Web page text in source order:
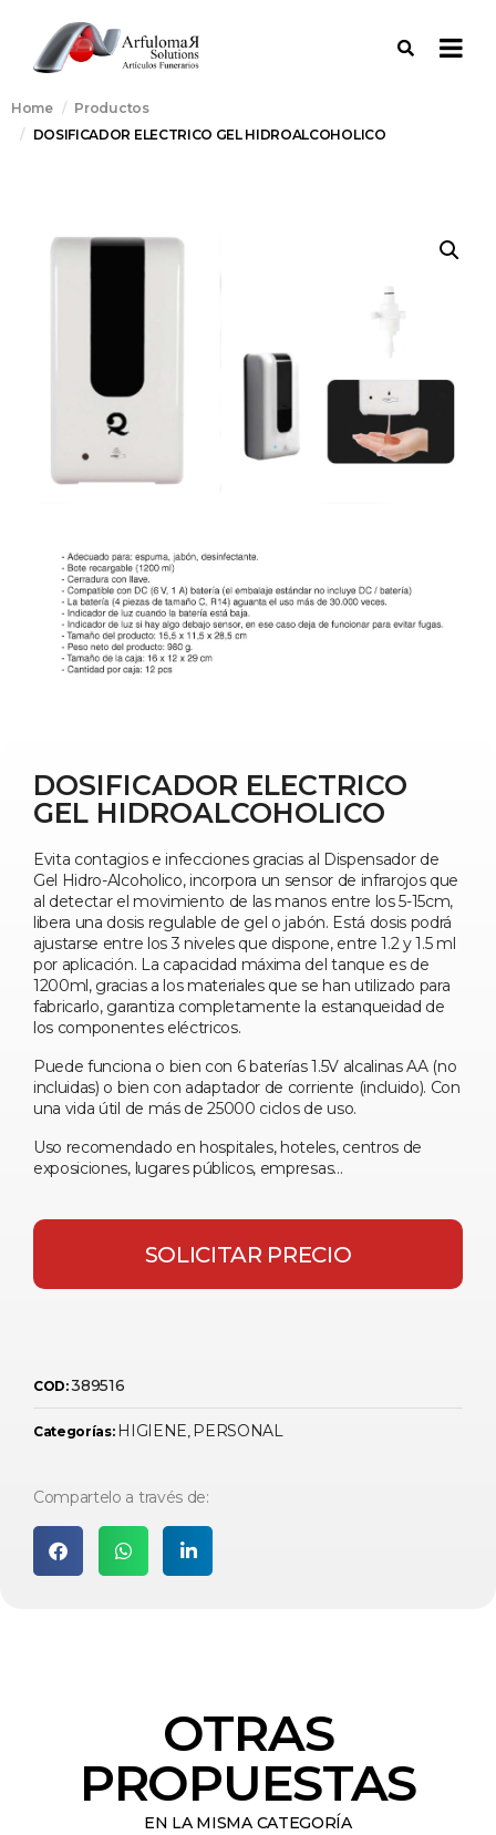
Home
Productos
DOSIFICADOR ELECTRICO GEL HIDROALCOHOLICO
DOSIFICADOR ELECTRICO
GEL HIDROALCOHOLICO
Evita contagios e infecciones gracias al Dispensador de
Gel Hidro-Alcoholico, incorpora un sensor de infrarojos que
al detectar el movimiento de las manos entre los 5-15cm,
libera una dosis regulable de gel o jabón. Está dosis podrá
ajustarse entre los 3 niveles que dispone, entre 1.2 y 1.5 ml
por aplicación. La capacidad máxima del tanque es de
1200ml, gracias a los materiales que se han utilizado para
fabricarlo, garantiza completamente la estanqueidad de
los componentes eléctricos.
Puede funciona o bien con 6 baterías 1.5V alcalinas AA (no
incluidas) o bien con adaptador de corriente (incluido). Con
una vida útil de más de 25000 ciclos de uso.
Uso recomendado en hospitales, hoteles, centros de
exposiciones, lugares públicos, empresas…
SOLICITAR PRECIO
COD:389516
Categorías: HIGIENE, PERSONAL
Compartelo a través de:
OTRAS
PROPUESTAS
EN LA MISMA CATEGORÍA